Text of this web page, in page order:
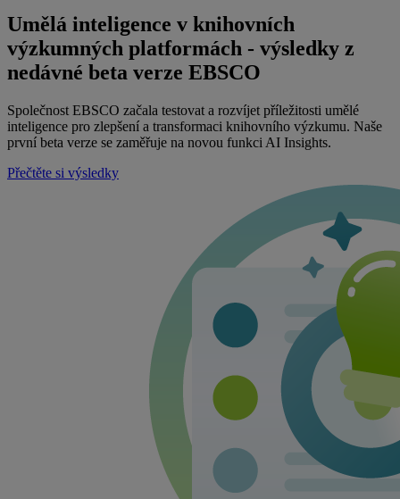
Umělá inteligence v knihovních
výzkumných platformách - výsledky z
nedávné beta verze EBSCO
Společnost EBSCO začala testovat a rozvíjet příležitosti umělé
inteligence pro zlepšení a transformaci knihovního výzkumu. Naše
první beta verze se zaměřuje na novou funkci AI Insights.
Přečtěte si výsledky